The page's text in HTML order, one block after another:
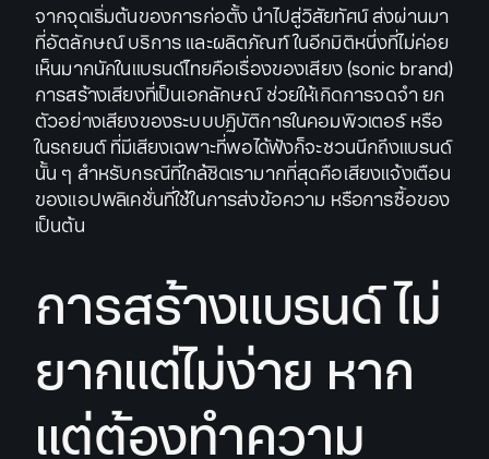
จากจุดเริ่มต้นของการก่อตั้ง นำไปสู่วิสัยทัศน์ ส่งผ่านมา
ที่อัตลักษณ์ บริการ และผลิตภัณฑ์ ในอีกมิติหนึ่งที่ไม่ค่อย
เห็นมากนักในแบรนด์ไทยคือเรื่องของเสียง (sonic brand)
การสร้างเสียงที่เป็นเอกลักษณ์ ช่วยให้เกิดการจดจำ ยก
ตัวอย่างเสียงของระบบปฏิบัติการในคอมพิวเตอร์ หรือ
ในรถยนต์ ที่มีเสียงเฉพาะที่พอได้ฟังก็จะชวนนึกถึงแบรนด์
นั้น ๆ สำหรับกรณีที่ใกล้ชิดเรามากที่สุดคือเสียงแจ้งเตือน
ของแอปพลิเคชั่นที่ใช้ในการส่งข้อความ หรือการซื้อของ
เป็นต้น
การสร้างแบรนด์ ไม่
ยากแต่ไม่ง่าย หาก
แต่ต้องทำความ